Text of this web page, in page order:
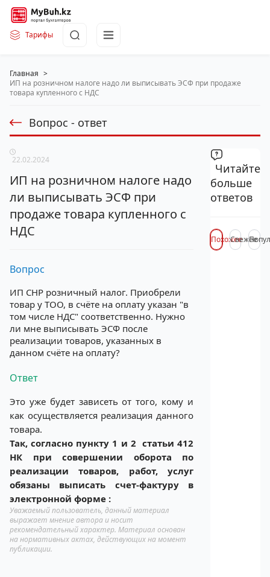
Тарифы
Главная >
ИП на розничном налоге надо ли выписывать ЭСФ при продаже
товара купленного с НДС
Вопрос - ответ
22.02.2024
ИП на розничном налоге надо
ли выписывать ЭСФ при
продаже товара купленного с
НДС
Вопрос
ИП СНР розничный налог. Приобрели
товар у ТОО, в счёте на оплату указан "в
том числе НДС" соответственно. Нужно
ли мне выписывать ЭСФ после
реализации товаров, указанных в
данном счёте на оплату?
Ответ
Это уже будет зависеть от того, кому и
как осуществляется реализация данного
товара.
Так, согласно пункту 1 и 2 статьи 412
НК при совершении оборота по
реализации товаров, работ, услуг
обязаны выписать счет-фактуру в
электронной форме :
Уважаемый пользователь, данный материал
выражает мнение автора и носит
рекомендательный характер. Материал основан
на нормативных актах, действующих на момент
публикации.
Читайте
больше
ответов
ПохожееСвежее